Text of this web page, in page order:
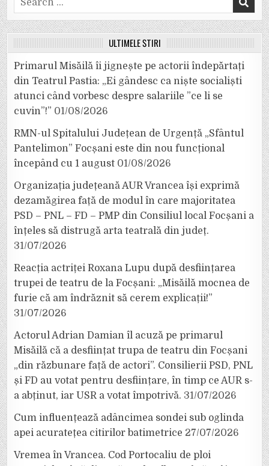
for:
ULTIMELE ȘTIRI
Primarul Misăilă îi jignește pe actorii îndepărtați
din Teatrul Pastia: „Ei gândesc ca niște socialiști
atunci când vorbesc despre salariile ”ce li se
cuvin”!” 01/08/2026
RMN-ul Spitalului Județean de Urgență „Sfântul
Pantelimon” Focșani este din nou funcțional
începând cu 1 august 01/08/2026
Organizația județeană AUR Vrancea își exprimă
dezamăgirea față de modul în care majoritatea
PSD – PNL – FD – PMP din Consiliul local Focșani a
înțeles să distrugă arta teatrală din județ.
31/07/2026
Reacția actriței Roxana Lupu după desființarea
trupei de teatru de la Focșani: „Misăilă mocnea de
furie că am îndrăznit să cerem explicații!”
31/07/2026
Actorul Adrian Damian îl acuză pe primarul
Misăilă că a desființat trupa de teatru din Focșani
„din răzbunare față de actori”. Consilierii PSD, PNL
și FD au votat pentru desființare, în timp ce AUR s-
a abținut, iar USR a votat împotrivă. 31/07/2026
Cum influențează adâncimea sondei sub oglinda
apei acuratețea citirilor batimetrice 27/07/2026
Vremea în Vrancea. Cod Portocaliu de ploi